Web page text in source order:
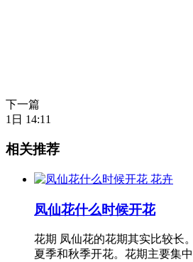
下一篇
1日 14:11
相关推荐
花卉
凤仙花什么时候开花
花期 凤仙花的花期其实比较长
夏季和秋季开花。花期主要集